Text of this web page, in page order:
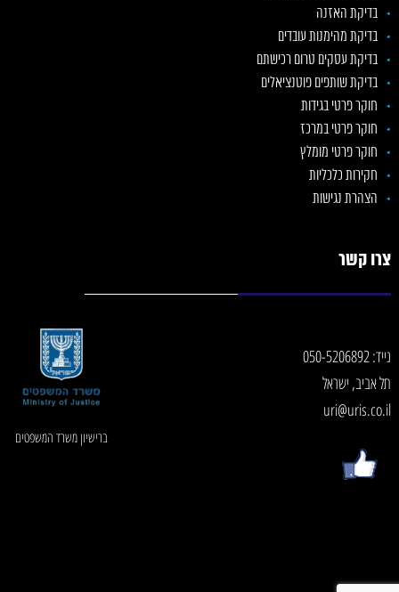
בדיקת האזנה
בדיקת מהימנות עובדים
בדיקת עסקים טרום רכישתם
בדיקת שותפים פוטנציאלים
חוקר פרטי בגידות
חוקר פרטי במרכז
חוקר פרטי מומלץ
חקירות כלכליות
הצהרת נגישות
צרו קשר
נייד:050-5206892
תל אביב, ישראל
uri@uris.co.il
ברישיון משרד המשפטים